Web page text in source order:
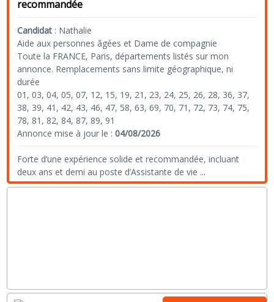
recommandée
Candidat : Nathalie
Aide aux personnes âgées et Dame de compagnie
Toute la FRANCE, Paris, départements listés sur mon
annonce. Remplacements sans limite géographique, ni
durée
01, 03, 04, 05, 07, 12, 15, 19, 21, 23, 24, 25, 26, 28, 36, 37,
38, 39, 41, 42, 43, 46, 47, 58, 63, 69, 70, 71, 72, 73, 74, 75,
78, 81, 82, 84, 87, 89, 91
Annonce mise à jour le :04/08/2026
Forte d’une expérience solide et recommandée, incluant
deux ans et demi au poste d’Assistante de vie ...